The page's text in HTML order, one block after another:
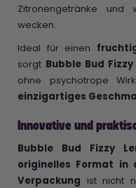
Zitronengetränke und
wecken.
Ideal für einen
sorgt Bubble Bud
ohne psychotrope
einzigartiges
Innovative und
Bubble Bud Fizzy
originelles Format in
Verpackung ist nicht